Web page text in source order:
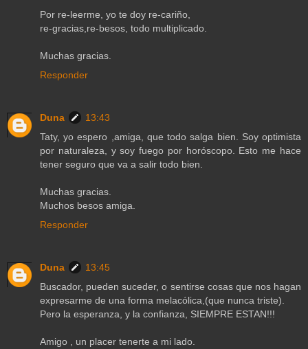
Por re-leerme, yo te doy re-cariño,
re-gracias,re-besos, todo multiplicado.
Muchas gracias.
Responder
Duna
13:43
Taty, yo espero ,amiga, que todo salga bien. Soy optimista
por naturaleza, y soy fuego por horóscopo. Esto me hace
tener seguro que va a salir todo bien.
Muchas gracias.
Muchos besos amiga.
Responder
Duna
13:45
Buscador, pueden suceder, o sentirse cosas que nos hagan
expresarme de una forma melacólica,(que nunca triste).
Pero la esperanza, y la confianza, SIEMPRE ESTAN!!!
Amigo , un placer tenerte a mi lado.